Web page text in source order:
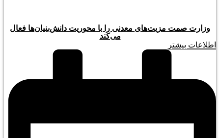
وزارت صمت مزیت‌های معدنی را با محوریت دانش‌بنیان‌ها فعال
می‌کند
اطلاعات بیشتر